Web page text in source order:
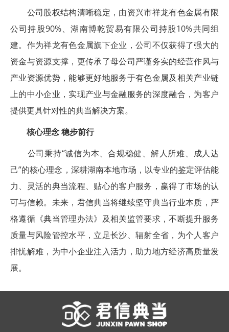
公司股权结构清晰稳定，由资兴市祥龙有色金属有限
公司持股90%、湖南博乾贸易有限公司持股10%共同组
建。作为祥龙有色金属旗下企业，公司不仅获得了强大的
资金与资源支撑，更传承了母公司严谨务实的经营作风与
产业资源优势，能够更好地服务于有色金属及相关产业链
上的中小企业，实现产业与金融服务的深度融合，为客户
提供更具针对性的典当解决方案。
核心理念 稳步前行
公司秉持“诚信为本、合规稳健、解人所难、成人达
己”的核心理念，深耕湖南本地市场，以专业的鉴定评估能
力、灵活的典当流程、贴心的客户服务，赢得了市场的认
可与信赖。未来，君信典当将继续坚守典当行业本质，严
格遵循《典当管理办法》及相关监管要求，不断提升服务
质量与风险管控水平，立足长沙、辐射全省，为个人客户
排忧解难，为中小企业注入活力，助力地方经济高质量发
展。